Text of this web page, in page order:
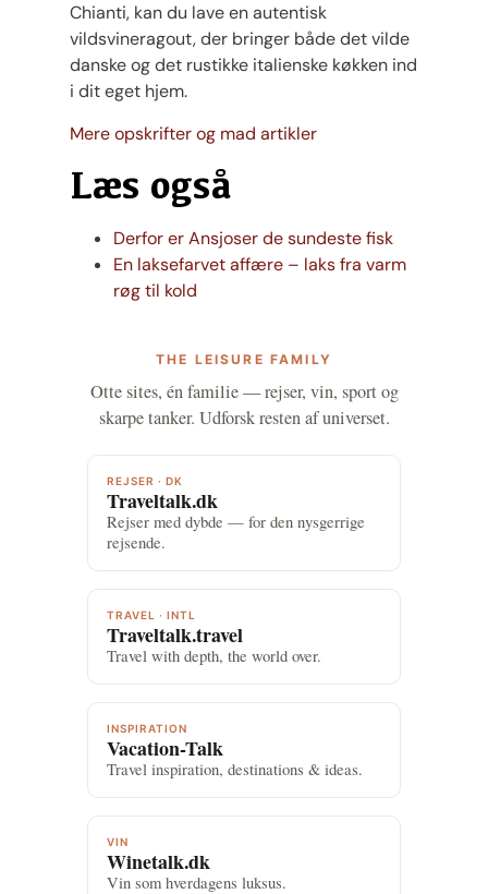
Chianti, kan du lave en autentisk
vildsvineragout, der bringer både det vilde
danske og det rustikke italienske køkken ind
i dit eget hjem.
Mere opskrifter og mad artikler
Læs også
Derfor er Ansjoser de sundeste fisk
En laksefarvet affære – laks fra varm
røg til kold
THE LEISURE FAMILY
Otte sites, én familie — rejser, vin, sport og
skarpe tanker. Udforsk resten af universet.
REJSER · DK
Traveltalk.dk
Rejser med dybde — for den nysgerrige
rejsende.
TRAVEL · INTL
Traveltalk.travel
Travel with depth, the world over.
INSPIRATION
Vacation-Talk
Travel inspiration, destinations & ideas.
VIN
Winetalk.dk
Vin som hverdagens luksus.